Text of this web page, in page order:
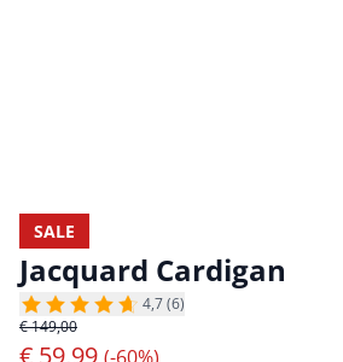
SALE
Jacquard Cardigan
4,7 (6)
€ 149,00
€ 59,99